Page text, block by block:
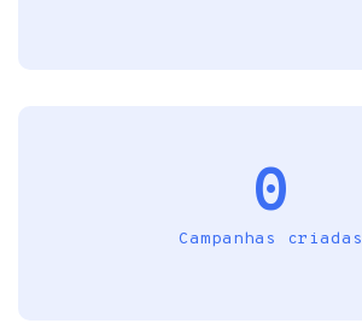
0
Campanhas criadas